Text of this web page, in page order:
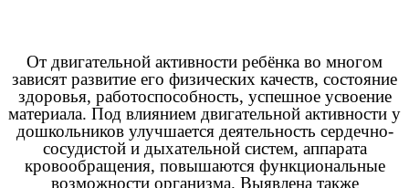
От двигательной активности ребёнка во многом
зависят развитие его физических качеств, состояние
здоровья, работоспособность, успешное усвоение
материала. Под влиянием двигательной активности у
дошкольников улучшается деятельность сердечно-
сосудистой и дыхательной систем, аппарата
кровообращения, повышаются функциональные
возможности организма. Выявлена также